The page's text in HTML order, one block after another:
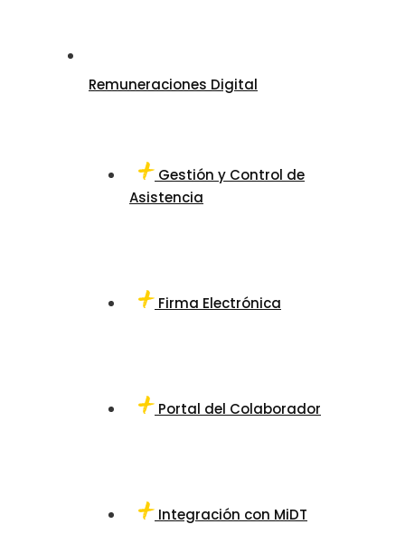
Remuneraciones Digital
Gestión y Control de
Asistencia
Firma Electrónica
Portal del Colaborador
Integración con MiDT